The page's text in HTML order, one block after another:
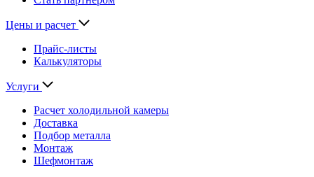
Цены и расчет
Прайс-листы
Калькуляторы
Услуги
Расчет холодильной камеры
Доставка
Подбор металла
Монтаж
Шефмонтаж